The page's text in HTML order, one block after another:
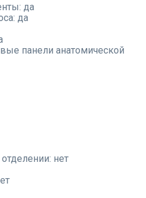
да
да
панели анатомической
нет